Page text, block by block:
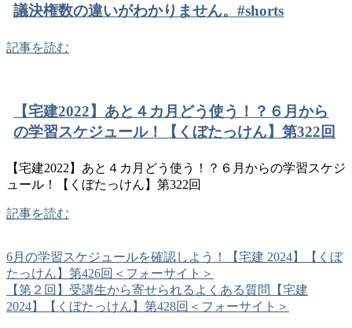
議決権数の違いがわかりません。#shorts
記事を読む
【宅建2022】あと４カ月どう使う！？６月から
の学習スケジュール！【くぼたっけん】第322回
【宅建2022】あと４カ月どう使う！？６月からの学習スケジ
ュール！【くぼたっけん】第322回
記事を読む
6月の学習スケジュールを確認しよう！【宅建 2024】【くぼ
たっけん】第426回＜フォーサイト＞
【第２回】受講生から寄せられるよくある質問【宅建
2024】【くぼたっけん】第428回＜フォーサイト＞